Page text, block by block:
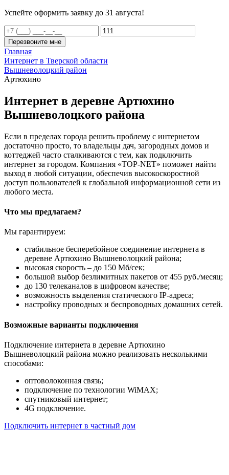
Успейте оформить заявку до 31 августа!
Перезвоните мне
Главная
Интернет в Тверской области
Вышневолоцкий район
Артюхино
Интернет в деревне Артюхино
Вышневолоцкого района
Если в пределах города решить проблему с интернетом
достаточно просто, то владельцы дач, загородных домов и
коттеджей часто сталкиваются с тем, как подключить
интернет за городом. Компания «TOP-NET» поможет найти
выход в любой ситуации, обеспечив высокоскоростной
доступ пользователей к глобальной информационной сети из
любого места.
Что мы предлагаем?
Мы гарантируем:
стабильное бесперебойное соединение интернета в
деревне Артюхино Вышневолоцкий района;
высокая скорость – до 150 Мб/сек;
большой выбор безлимитных пакетов от 455 руб./месяц;
до 130 телеканалов в цифровом качестве;
возможность выделения статического IP-адреса;
настройку проводных и беспроводных домашних сетей.
Возможные варианты подключения
Подключение интернета в деревне Артюхино
Вышневолоцкий района можно реализовать несколькими
способами:
оптоволоконная связь;
подключение по технологии WiMAX;
спутниковый интернет;
4G подключение.
Подключить интернет в частный дом